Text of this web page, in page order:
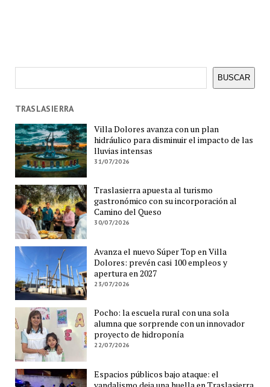
BUSCAR
TRASLASIERRA
Villa Dolores avanza con un plan
hidráulico para disminuir el impacto de las
lluvias intensas
31/07/2026
Traslasierra apuesta al turismo
gastronómico con su incorporación al
Camino del Queso
30/07/2026
Avanza el nuevo Súper Top en Villa
Dolores: prevén casi 100 empleos y
apertura en 2027
23/07/2026
Pocho: la escuela rural con una sola
alumna que sorprende con un innovador
proyecto de hidroponía
22/07/2026
Espacios públicos bajo ataque: el